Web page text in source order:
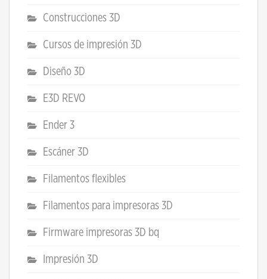
Construcciones 3D
Cursos de impresión 3D
Diseño 3D
E3D REVO
Ender 3
Escáner 3D
Filamentos flexibles
Filamentos para impresoras 3D
Firmware impresoras 3D bq
Impresión 3D